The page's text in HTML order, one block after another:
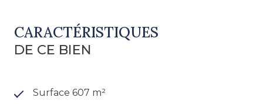
CARACTÉRISTIQUES
DE CE BIEN
Surface 607 m²